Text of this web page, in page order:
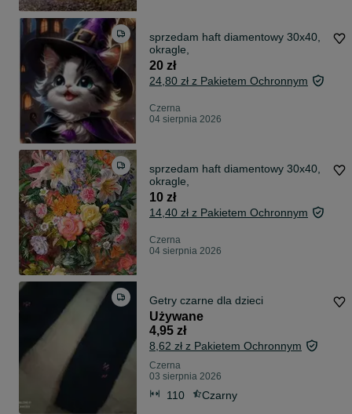
sprzedam haft diamentowy 30x40,
okragle,
20 zł
24,80 zł z Pakietem Ochronnym
Czerna
04 sierpnia 2026
sprzedam haft diamentowy 30x40,
okragle,
10 zł
14,40 zł z Pakietem Ochronnym
Czerna
04 sierpnia 2026
Getry czarne dla dzieci
Używane
4,95 zł
8,62 zł z Pakietem Ochronnym
Czerna
03 sierpnia 2026
110 Czarny